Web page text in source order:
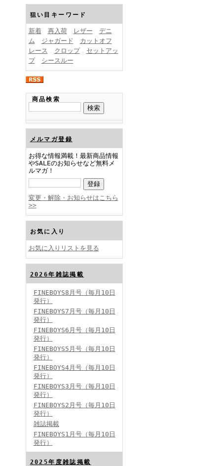
FINEBOYS2024年12月号
FINEBOYS2024年11月号
FINEBOYS2024年10月号
FINEBOYS2024年9月号
FINEBOYS2024年8月号
狙い目キーワード
新着 再入荷 レザー
デニ
ム
ジャガード
カットオフ
レース
クロップ
セットアッ
プ
シースルー
商品検索
メルマガ登録
お得な情報満載！最新商品情報
やSALEのお知らせなど無料メ
ルマガ！
変更・解除・お知らせはこちら
>>
お気に入り
お気に入りリストを見る
2026年雑誌掲載
FINEBOYS8月号（毎月10日
発行）
FINEBOYS7月号（毎月10日
発行）
FINEBOYS6月号（毎月10日
発行）
FINEBOYS5月号（毎月10日
発行）
FINEBOYS4月号（毎月10日
発行）
FINEBOYS3月号（毎月10日
発行）
FINEBOYS2月号（毎月10日
発行）
雑誌掲載
FINEBOYS1月号（毎月10日
発行）
2025年度雑誌掲載